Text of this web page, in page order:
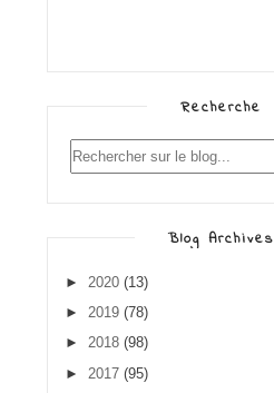
Recherche
Blog Archives
► 2020 (13)
► 2019 (78)
► 2018 (98)
► 2017 (95)